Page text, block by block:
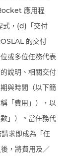
應用程
，(d)「交付
的交付
或多位任務代表
說明、相關交付
與時間（以下簡
「費用」），以
」）。當任務代
求即成為「任
，將費用及／